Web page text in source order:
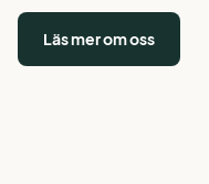
Läs mer om oss